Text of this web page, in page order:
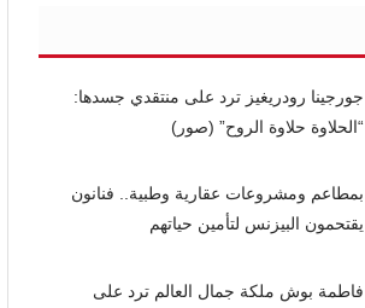
جورجينا رودريغيز ترد على منتقدي جسدها:
“الحلاوة حلاوة الروح” (صور)
بمطاعم ومشروعات عقارية وطبية.. فنانون
يقتحمون البيزنس لتأمين حياتهم
فاطمة بوش ملكة جمال العالم ترد على